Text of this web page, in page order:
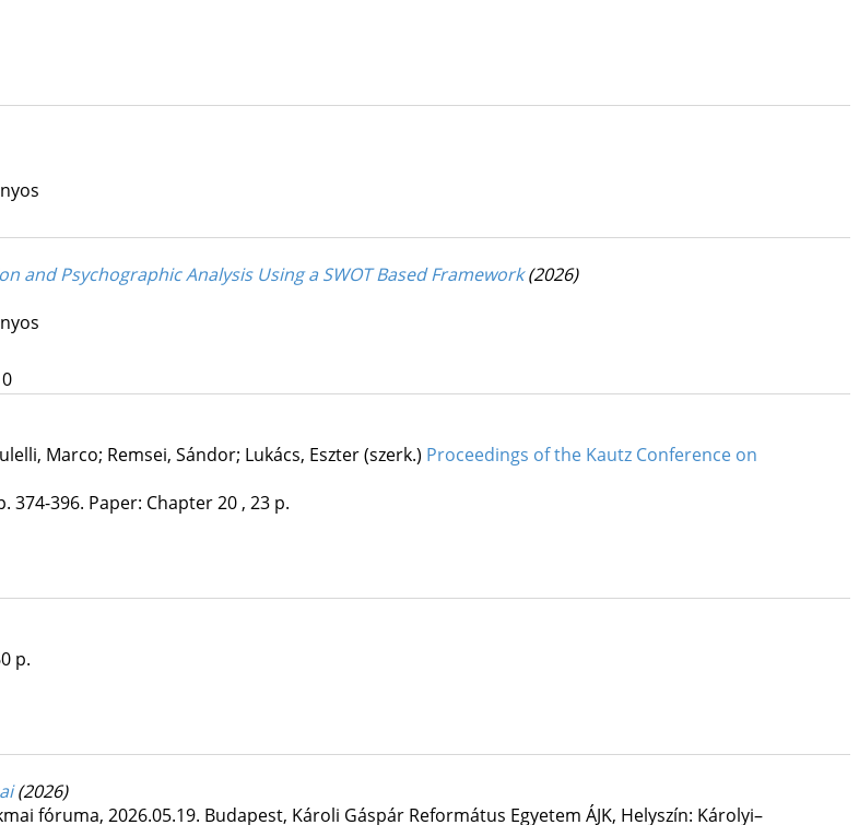
and Psychographic Analysis Using a SWOT Based Framework (2026)
Marco; Remsei, Sándor; Lukács, Eszter (szerk.) Proceedings of the Kautz Conference on
374-396. Paper: Chapter 20 , 23 p.
p.
(2026)
fóruma, 2026.05.19. Budapest, Károli Gáspár Református Egyetem ÁJK, Helyszín: Károlyi–